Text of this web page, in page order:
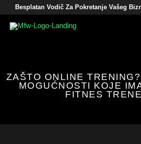
Pređi
Na
Sadržaj
Besplatan Vodič Za Pokretanje Vašeg
ZAŠTO ONLINE
MOGUĆNOSTI KOJE
FITNES